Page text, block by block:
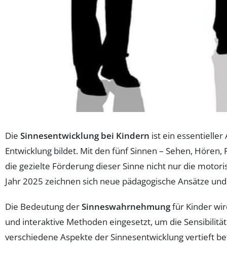
Die Sinnesentwicklung bei Kindern ist ein essentieller
Entwicklung bildet. Mit den fünf Sinnen – Sehen,
die gezielte Förderung dieser Sinne nicht nur die
Jahr 2025 zeichnen sich neue pädagogische Ansätze
Die Bedeutung derSinneswahrnehmungfür Kinder
und interaktive Methoden eingesetzt, um die
verschiedene Aspekte der Sinnesentwicklung vertieft